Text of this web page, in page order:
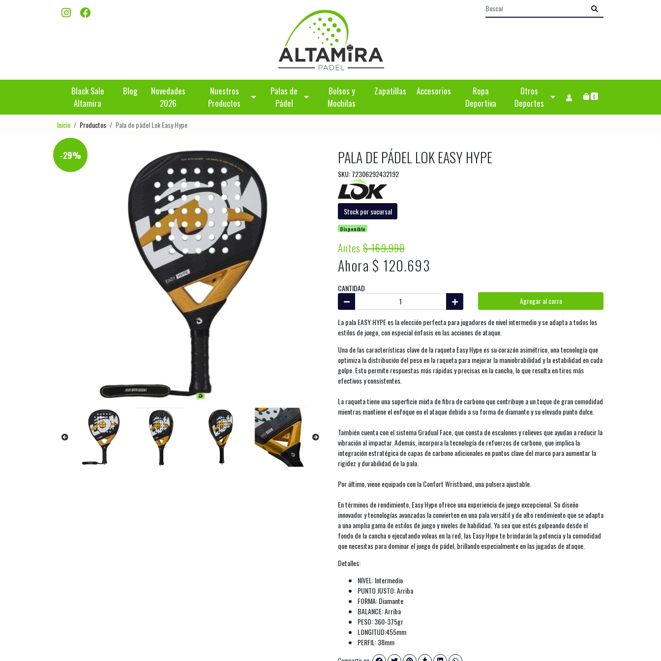
Black Sale
Altamira
Blog
Novedades
2026
Nuestros
Productos
Palas de
Pádel
Bolsos y
Mochilas
Zapatillas Accesorios
Ropa
Deportiva
Otros
Deportes
0
Inicio Productos Pala de pádel Lok Easy Hype
-29% PALA DE PÁDEL LOK EASY HYPE
SKU: 72306292432192
Stock por sucursal
Disponible
Antes$ 169.990
Ahora $ 120.693
CANTIDAD
Agregar al carro
La pala EASY HYPE es la elección perfecta para jugadores de nivel intermedio y se adapta a todos los
estilos de juego, con especial énfasis en las acciones de ataque.
Una de las características clave de la raqueta Easy Hype es su corazón asimétrico, una tecnología que
optimiza la distribución del peso en la raqueta para mejorar la maniobrabilidad y la estabilidad en cada
golpe. Esto permite respuestas más rápidas y precisas en la cancha, lo que resulta en tiros más
efectivos y consistentes.
La raqueta tiene una superficie mixta de fibra de carbono que contribuye a un toque de gran comodidad
mientras mantiene el enfoque en el ataque debido a su forma de diamante y su elevado punto dulce.
También cuenta con el sistema Gradual Face, que consta de escalones y relieves que ayudan a reducir la
vibración al impactar. Además, incorpora la tecnología de refuerzos de carbono, que implica la
integración estratégica de capas de carbono adicionales en puntos clave del marco para aumentar la
rigidez y durabilidad de la pala.
Por último, viene equipado con la Confort Wristband, una pulsera ajustable.
En términos de rendimiento, Easy Hype ofrece una experiencia de juego excepcional. Su diseño
innovador y tecnologías avanzadas la convierten en una pala versátil y de alto rendimiento que se adapta
a una amplia gama de estilos de juego y niveles de habilidad. Ya sea que estés golpeando desde el
fondo de la cancha o ejecutando voleas en la red, las Easy Hype te brindarán la potencia y la comodidad
que necesitas para dominar el juego de pádel, brillando especialmente en las jugadas de ataque.
Detalles:
NIVEL: Intermedio
PUNTO JUSTO: Arriba
FORMA: Diamante
BALANCE: Arriba
PESO: 360-375gr
LONGITUD:455mm
PERFIL: 38mm